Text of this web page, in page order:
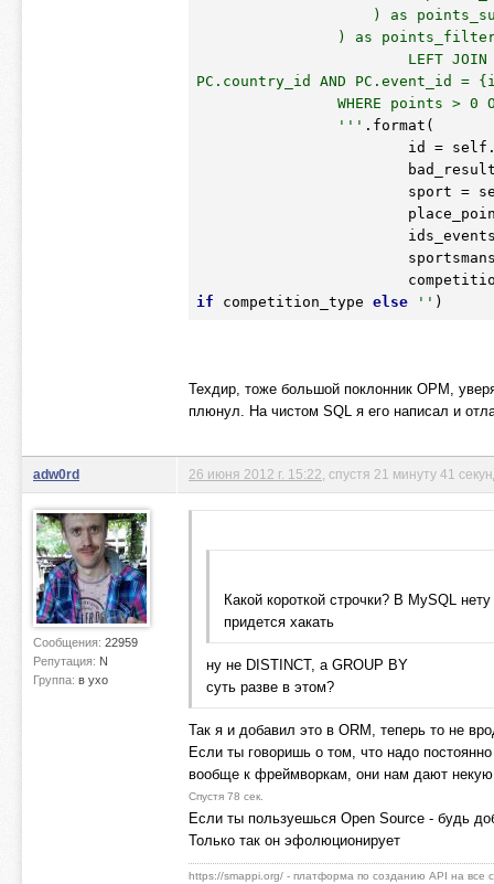
PC.country_id AND PC.event_id =
''' .format(
sport =
ids_events
if competition_type else ''
Техдир, тоже большой поклонник ОРМ,
плюнул. На чистом SQL я его написал и
adw0rd
Сообщения: 22959
Репутация: N
Группа: в ухо
26 июня 2012 г. 15:22 , спустя 21 минуту 41
Какой короткой строчки? В MySQL
придется хакать
ну не DISTINCT, а GROUP BY
суть разве в этом?
Так я и добавил это в ORM, теперь то не
Если ты говоришь о том, что надо
вообще к фреймворкам, они нам дают
Спустя 78 сек.
Если ты пользуешься Open Source - будь
Только так он эфолюционирует
https://smappi.org/ - платформа по созданию API на все